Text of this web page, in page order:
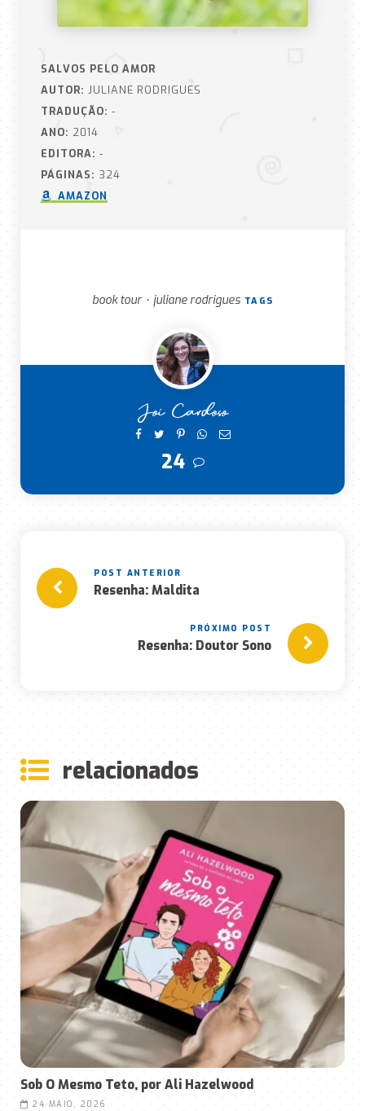
SALVOS PELO AMOR
AUTOR: JULIANE RODRIGUES
TRADUÇÃO: -
ANO: 2014
EDITORA: -
PÁGINAS: 324
AMAZON
book tour • juliane rodrigues TAGS
Joi Cardoso
24
Resenha: Maldita
Resenha: Doutor Sono
relacionados
Sob O Mesmo Teto, por Ali Hazelwood
24 MAIO, 2026